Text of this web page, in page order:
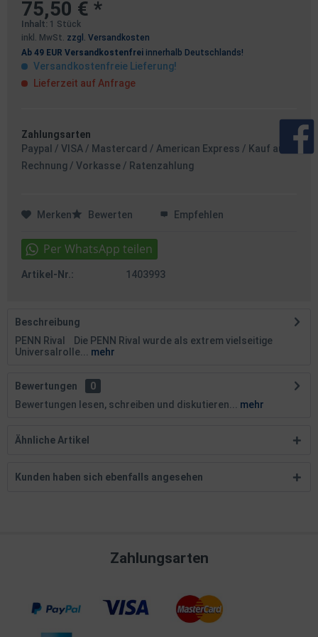
75,50 € *
Inhalt: 1 Stück
inkl. MwSt. zzgl. Versandkosten
Ab 49 EUR Versandkostenfrei innerhalb Deutschlands!
Versandkostenfreie Lieferung!
Lieferzeit auf Anfrage
Zahlungsarten
Paypal / VISA / Mastercard / American Express / Kauf auf
Rechnung / Vorkasse / Ratenzahlung
Merken Bewerten Empfehlen
Artikel-Nr.: 1403993
Beschreibung
PENN Rival Die PENN Rival wurde als extrem vielseitige
Universalrolle...
mehr
Bewertungen
0
Bewertungen lesen, schreiben und diskutieren...
mehr
Ähnliche Artikel
Kunden haben sich ebenfalls angesehen
Zahlungsarten